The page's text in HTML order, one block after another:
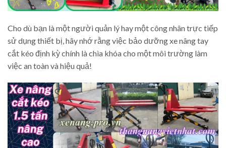
Cho dù bạn là một người quản lý hay một công nhân trực tiếp
sử dụng thiết bị, hãy nhớ rằng việc bảo dưỡng xe nâng tay
cắt kéo định kỳ chính là chìa khóa cho một môi trường làm
việc an toàn và hiệu quả!